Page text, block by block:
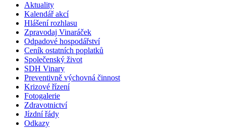
Aktuality
Kalendář akcí
Hlášení rozhlasu
Zpravodaj Vinaráček
Odpadové hospodářství
Ceník ostatních poplatků
Společenský život
SDH Vinary
Preventivně výchovná činnost
Krizové řízení
Fotogalerie
Zdravotnictví
Jízdní řády
Odkazy